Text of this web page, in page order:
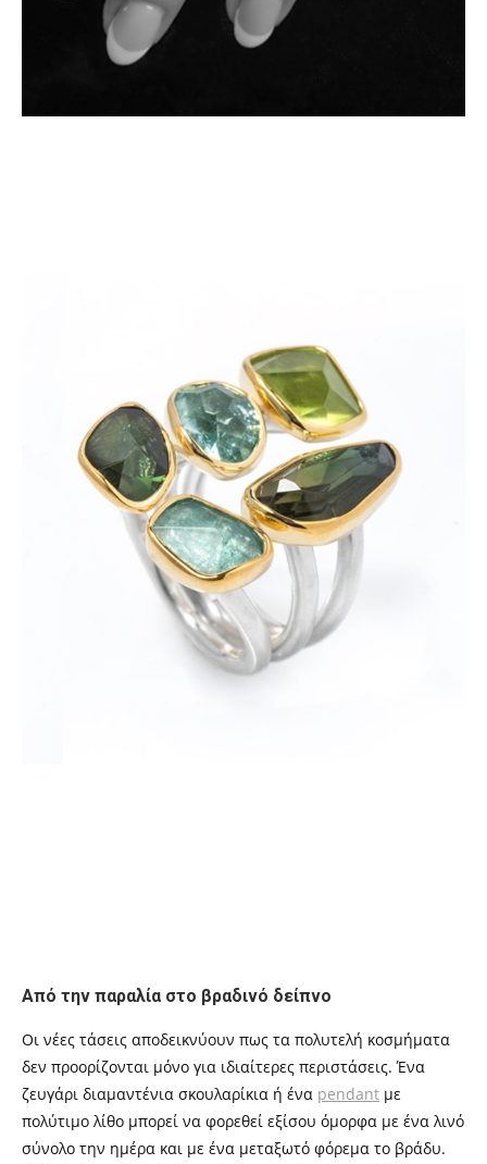
Από την παραλία στο βραδινό δείπνο
Οι νέες τάσεις αποδεικνύουν πως τα πολυτελή κοσμήματα
δεν προορίζονται μόνο για ιδιαίτερες περιστάσεις. Ένα
ζευγάρι διαμαντένια σκουλαρίκια ή ένα pendant με
πολύτιμο λίθο μπορεί να φορεθεί εξίσου όμορφα με ένα λινό
σύνολο την ημέρα και με ένα μεταξωτό φόρεμα το βράδυ.